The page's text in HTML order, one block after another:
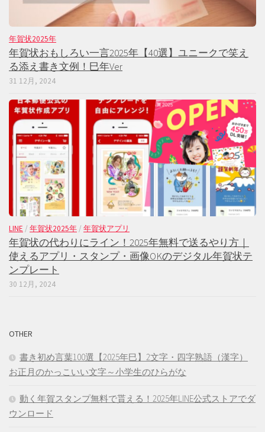
年賀状2025年
年賀状おもしろい一言2025年【40選】ユニークで笑え
る添え書き文例！巳年Ver
31 12月, 2024
LINE / 年賀状2025年 / 年賀状アプリ
年賀状の代わりにライン！2025年無料で送るやり方｜
使えるアプリ・スタンプ・画像OKのデジタル年賀状テ
ンプレート
30 12月, 2024
OTHER
書き初め言葉100選【2025年巳】2文字・四字熟語（漢字）
お正月のかっこいい文字～小学生のひらがな
動く年賀スタンプ無料で貰える！2025年LINE公式ストアでダ
ウンロード